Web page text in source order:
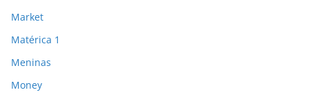
Market
Matérica 1
Meninas
Money